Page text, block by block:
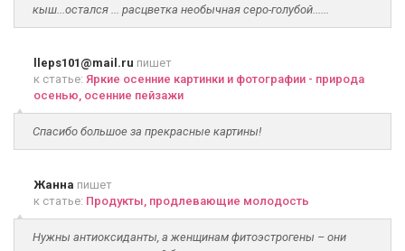
кыш...остался ... расцветка необычная серо-голубой......
lleps101@mail.ru пишет
к статье: Яркие осенние картинки и фотографии - природа
осенью, осенние пейзажи
Спасибо большое за прекрасные картины!
Жанна пишет
к статье: Продукты, продлевающие молодость
Нужны антиоксиданты, а женщинам фитоэстрогены – они